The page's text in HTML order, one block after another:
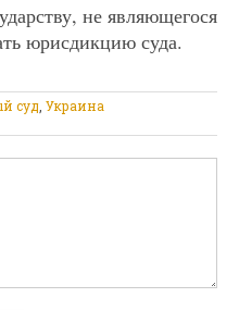
не являющегося
юрисдикцию суда.
суд Украина